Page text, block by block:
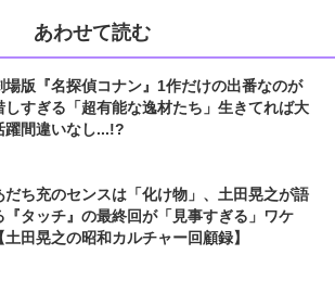
あわせて読む
場版『名探偵コナン』1作だけの出番なのが
しすぎる「超有能な逸材たち」生きてれば大
躍間違いなし...!?
だち充のセンスは「化け物」、土田晃之が語
『タッチ』の最終回が「見事すぎる」ワケ
【土田晃之の昭和カルチャー回顧録】